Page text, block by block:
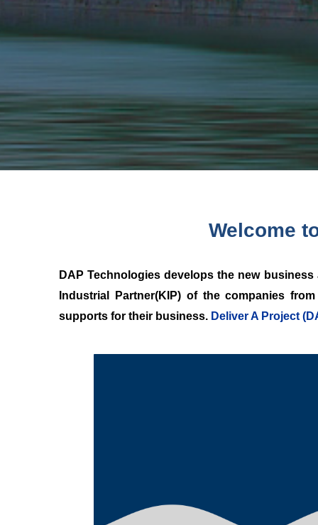
Welcome
DAP Technologies develops the new
Industrial Partner(KIP) of the companies
supports for their business. Deliver A Project